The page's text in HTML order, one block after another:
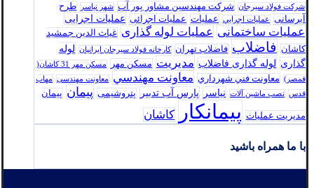
شرکت فولاد سيرجان شرکت مهندسین مشاور پور آب شهر نیاسر
طرح
آبرسانی
عمليات اجرايي عملیات عملیات اجرائی عملیات اجرایی
عملیات ساختمانی عملیات لوله گذاری غیاث الدین جمشید
کاشان
فاضلاب فاضلاب تهران كارخانه فولاد سيرجان ايرانيان
لوله
گذاری لوله گذاری فاضلاب مدیریت مسکن مهر
مسکن مهر 31 کاشان(
قمصر)
معاونت فني شهرداري معاونت مهندسي معاونت مهندسی
مهاب
قدس
نصب ماشین آلات نیاسر پارس‌ آب تدبير پتروشیمی پیمان پیمان
مدیریت عملیات پیمانکار کاشان
با ما همراه باشید